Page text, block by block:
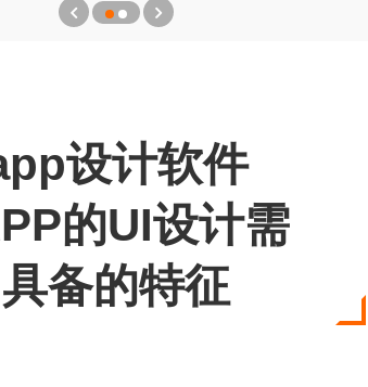
设计软件
的UI设计需
具备的特征